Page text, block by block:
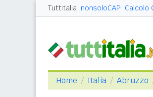
Tuttitalia nonsoloCAP Calcolo
Home Italia Abruzzo